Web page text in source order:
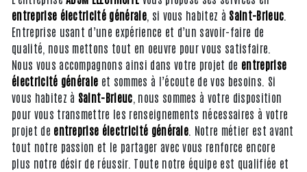
entreprise électricité générale, si vous habitez à Saint-Brieuc
Entreprise usant d’une expérience et d’un savoir-faire de
qualité, nous mettons tout en oeuvre pour vous satisfaire.
Nous vous accompagnons ainsi dans votre projet de entreprise
électricité générale et sommes à l’écoute de vos besoins. Si
vous habitez à Saint-Brieuc , nous sommes à votre disposition
pour vous transmettre les renseignements nécessaires à votre
projet de entreprise électricité générale . Notre métier est avant
tout notre passion et le partager avec vous renforce encore
plus notre désir de réussir. Toute notre équipe est qualifiée et